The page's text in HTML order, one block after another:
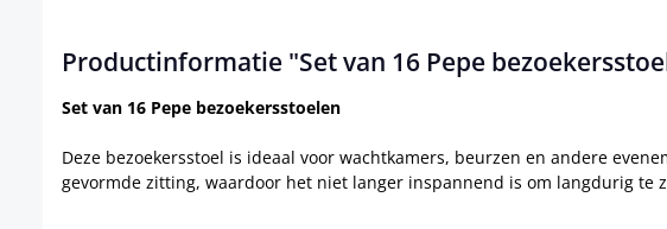
Productinformatie "Set van 16 Pepe
Set van 16 Pepe bezoekersstoelen
Deze bezoekersstoel is ideaal voor wachtkamers, beurzen en andere
gevormde zitting, waardoor het niet langer inspannend is om langdurig te